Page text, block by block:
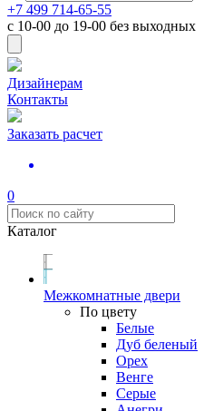
+7 499 714-65-55
с 10-00 до 19-00 без выходных
Дизайнерам
Контакты
Заказать расчет
0
Каталог
Межкомнатные двери
По цвету
Белые
Дуб беленый
Орех
Венге
Серые